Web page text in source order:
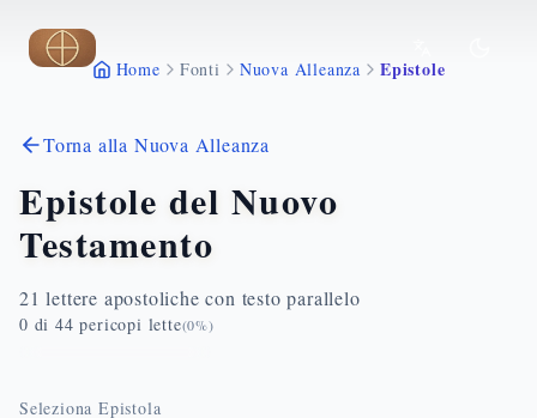
Vai al contenuto principale
Home Fonti Nuova Alleanza Epistole
Torna alla Nuova Alleanza
Epistole del Nuovo
Testamento
21 lettere apostoliche con testo parallelo
0 di 44 pericopi lette(0%)
Seleziona Epistola